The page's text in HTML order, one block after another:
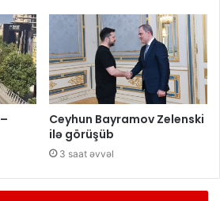
Ceyhun Bayramov Zelenski
ilə görüşüb
3 saat əvvəl